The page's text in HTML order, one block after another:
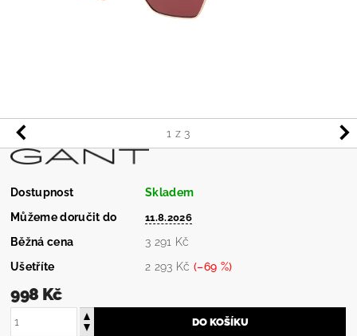
1 z 3
Dostupnost
Skladem
Můžeme doručit do
11.8.2026
Běžná cena
3 291 Kč
Ušetříte
2 293 Kč (–69 %)
998 Kč